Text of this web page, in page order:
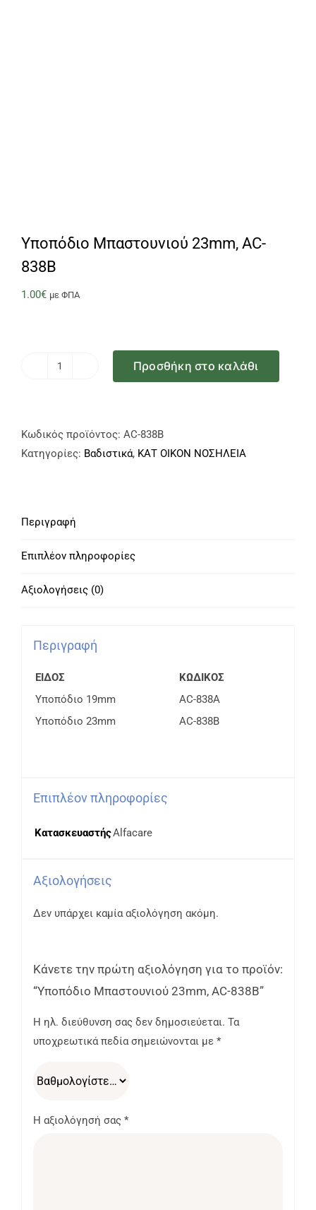
Υποπόδιο Μπαστουνιού 23mm, AC-
838B
1.00€ με ΦΠΑ
AC-
838B
Προσθήκη στο καλάθι
Κωδικός προϊόντος: AC-838B
Κατηγορίες: Βαδιστικά, ΚΑΤ ΟΙΚΟΝ ΝΟΣΗΛΕΙΑ
Περιγραφή
Επιπλέον πληροφορίες
Αξιολογήσεις (0)
Περιγραφή
ΕΙΔΟΣ
ΚΩΔΙΚΟΣ
Υποπόδιο 19mm
AC-838A
Υποπόδιο 23mm
AC-838B
Επιπλέον πληροφορίες
ΚατασκευαστήςAlfacare
Αξιολογήσεις
Δεν υπάρχει καμία αξιολόγηση ακόμη.
Κάνετε την πρώτη αξιολόγηση για το προϊόν:
“Υποπόδιο Μπαστουνιού 23mm, AC-838B”
Η ηλ. διεύθυνση σας δεν δημοσιεύεται. Τα
υποχρεωτικά πεδία σημειώνονται με *
Η αξιολόγησή σας *